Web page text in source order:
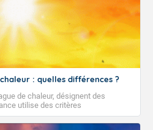
: quelles différences ?
de chaleur, désignent des
utilise des critères
qualifier les épisodes de chaleur qui
et socio-économiques